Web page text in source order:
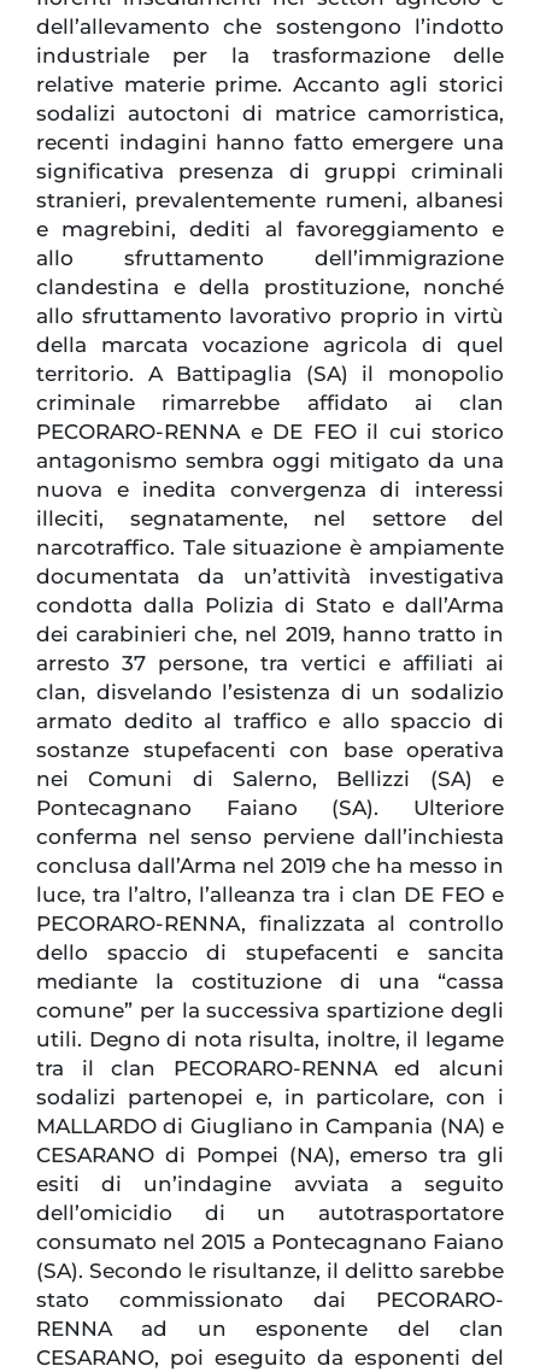
dell’allevamento che sostengono l’indotto
industriale per la trasformazione delle
relative materie prime. Accanto agli storici
sodalizi autoctoni di matrice camorristica,
recenti indagini hanno fatto emergere una
significativa presenza di gruppi criminali
stranieri, prevalentemente rumeni, albanesi
e magrebini, dediti al favoreggiamento e
allo sfruttamento dell’immigrazione
clandestina e della prostituzione, nonché
allo sfruttamento lavorativo proprio in virtù
della marcata vocazione agricola di quel
territorio. A Battipaglia (SA) il monopolio
criminale rimarrebbe affidato ai clan
PECORARO-RENNA e DE FEO il cui storico
antagonismo sembra oggi mitigato da una
nuova e inedita convergenza di interessi
illeciti, segnatamente, nel settore del
narcotraffico. Tale situazione è ampiamente
documentata da un’attività investigativa
condotta dalla Polizia di Stato e dall’Arma
dei carabinieri che, nel 2019, hanno tratto in
arresto 37 persone, tra vertici e affiliati ai
clan, disvelando l’esistenza di un sodalizio
armato dedito al traffico e allo spaccio di
sostanze stupefacenti con base operativa
nei Comuni di Salerno, Bellizzi (SA) e
Pontecagnano Faiano (SA). Ulteriore
conferma nel senso perviene dall’inchiesta
conclusa dall’Arma nel 2019 che ha messo in
luce, tra l’altro, l’alleanza tra i clan DE FEO e
PECORARO-RENNA, finalizzata al controllo
dello spaccio di stupefacenti e sancita
mediante la costituzione di una “cassa
comune” per la successiva spartizione degli
utili. Degno di nota risulta, inoltre, il legame
tra il clan PECORARO-RENNA ed alcuni
sodalizi partenopei e, in particolare, con i
MALLARDO di Giugliano in Campania (NA) e
CESARANO di Pompei (NA), emerso tra gli
esiti di un’indagine avviata a seguito
dell’omicidio di un autotrasportatore
consumato nel 2015 a Pontecagnano Faiano
(SA). Secondo le risultanze, il delitto sarebbe
stato commissionato dai PECORARO-
RENNA ad un esponente del clan
CESARANO, poi eseguito da esponenti del